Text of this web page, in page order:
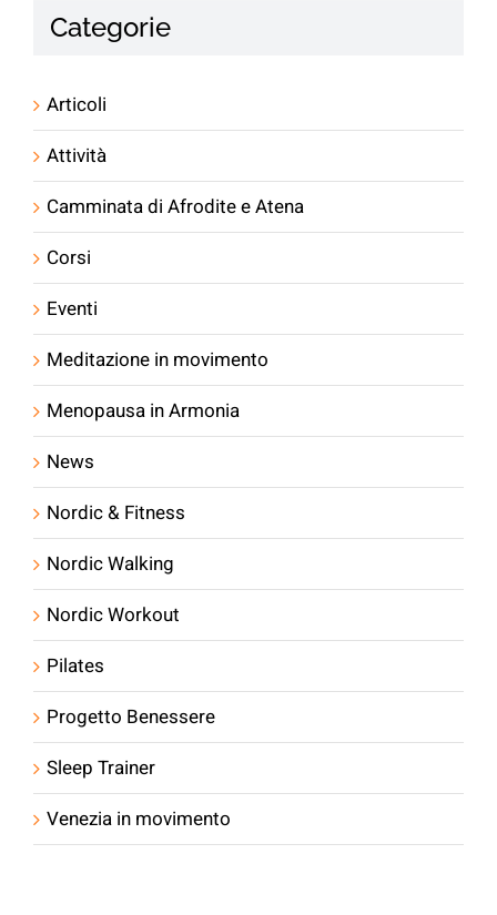
Categorie
Articoli
Attività
Camminata di Afrodite e Atena
Corsi
Eventi
Meditazione in movimento
Menopausa in Armonia
News
Nordic & Fitness
Nordic Walking
Nordic Workout
Pilates
Progetto Benessere
Sleep Trainer
Venezia in movimento